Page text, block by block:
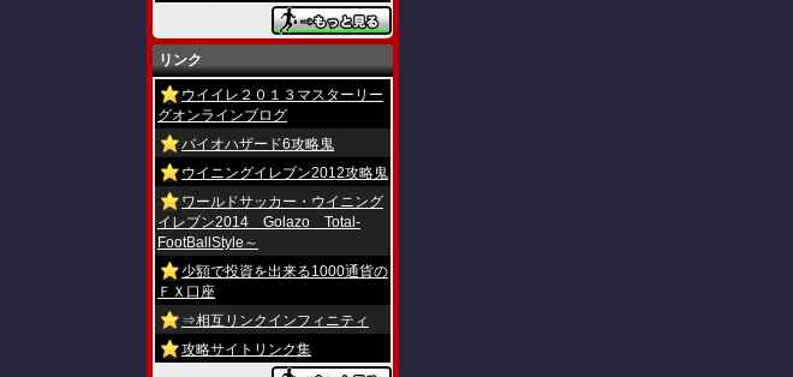
リンク
ウイイレ２０１３マスターリー
グオンラインブログ
バイオハザード6攻略鬼
ウイニングイレブン2012攻略鬼
ワールドサッカー・ウイニング
イレブン2014 Golazo Total-
FootBallStyle～
少額で投資を出来る1000通貨の
ＦＸ口座
⇒相互リンクインフィニティ
攻略サイトリンク集